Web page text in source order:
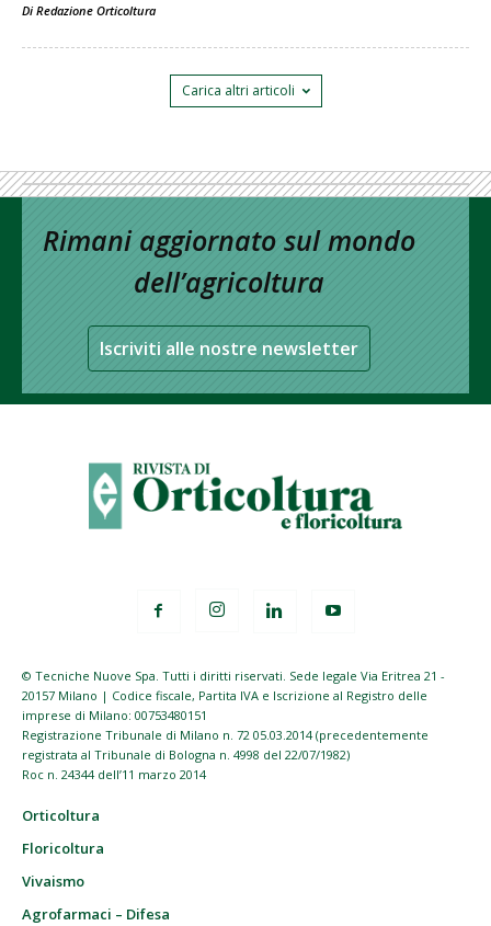
Di Redazione Orticoltura
Carica altri articoli
Rimani aggiornato sul mondo
dell’agricoltura
Iscriviti alle nostre newsletter
© Tecniche Nuove Spa. Tutti i diritti riservati. Sede legale Via Eritrea 21 -
20157 Milano | Codice fiscale, Partita IVA e Iscrizione al Registro delle
imprese di Milano: 00753480151
Registrazione Tribunale di Milano n. 72 05.03.2014 (precedentemente
registrata al Tribunale di Bologna n. 4998 del 22/07/1982)
Roc n. 24344 dell’11 marzo 2014
Orticoltura
Floricoltura
Vivaismo
Agrofarmaci – Difesa